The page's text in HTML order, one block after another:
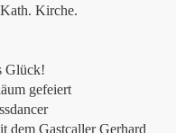
Kirche.
Glück!
gefeiert
dem Gastcaller Gerhard